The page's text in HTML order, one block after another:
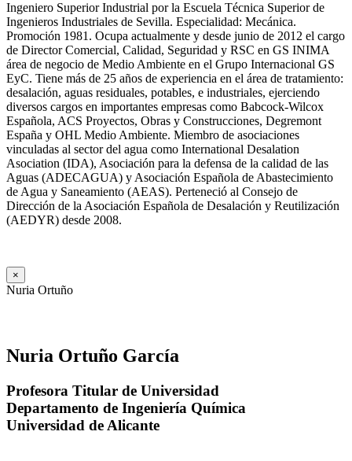
Ingeniero Superior Industrial por la Escuela Técnica Superior de
Ingenieros Industriales de Sevilla. Especialidad: Mecánica.
Promoción 1981. Ocupa actualmente y desde junio de 2012 el cargo
de Director Comercial, Calidad, Seguridad y RSC en GS INIMA
área de negocio de Medio Ambiente en el Grupo Internacional GS
EyC. Tiene más de 25 años de experiencia en el área de tratamiento:
desalación, aguas residuales, potables, e industriales, ejerciendo
diversos cargos en importantes empresas como Babcock-Wilcox
Española, ACS Proyectos, Obras y Construcciones, Degremont
España y OHL Medio Ambiente. Miembro de asociaciones
vinculadas al sector del agua como International Desalation
Asociation (IDA), Asociación para la defensa de la calidad de las
Aguas (ADECAGUA) y Asociación Española de Abastecimiento
de Agua y Saneamiento (AEAS). Perteneció al Consejo de
Dirección de la Asociación Española de Desalación y Reutilización
(AEDYR) desde 2008.
×
Nuria Ortuño
Nuria Ortuño García
Profesora Titular de Universidad
Departamento de Ingeniería Química
Universidad de Alicante